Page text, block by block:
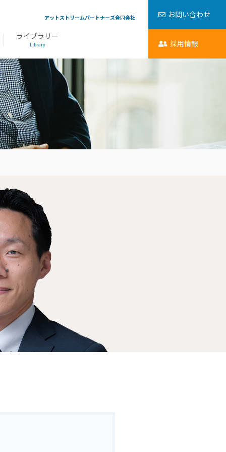
ライブラリー
Library
アットストリームパートナーズ合同会社 お問い合わせ
採用情報